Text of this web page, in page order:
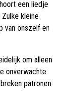
een liedje
kleine
van onszelf en
om alleen
onverwachte
patronen